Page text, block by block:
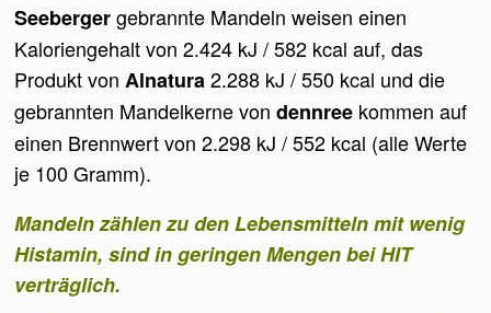
Seebergergebrannte Mandeln weisen einen
Kaloriengehalt von 2.424 kJ / 582 kcal auf, das
Produkt von Alnatura2.288 kJ / 550 kcal und die
gebrannten Mandelkerne vondennree kommen auf
einen Brennwert von 2.298 kJ / 552 kcal (alle Werte
je 100 Gramm).
Mandeln zählen zu den Lebensmitteln mit wenig
Histamin, sind in geringen Mengen bei HIT
verträglich.